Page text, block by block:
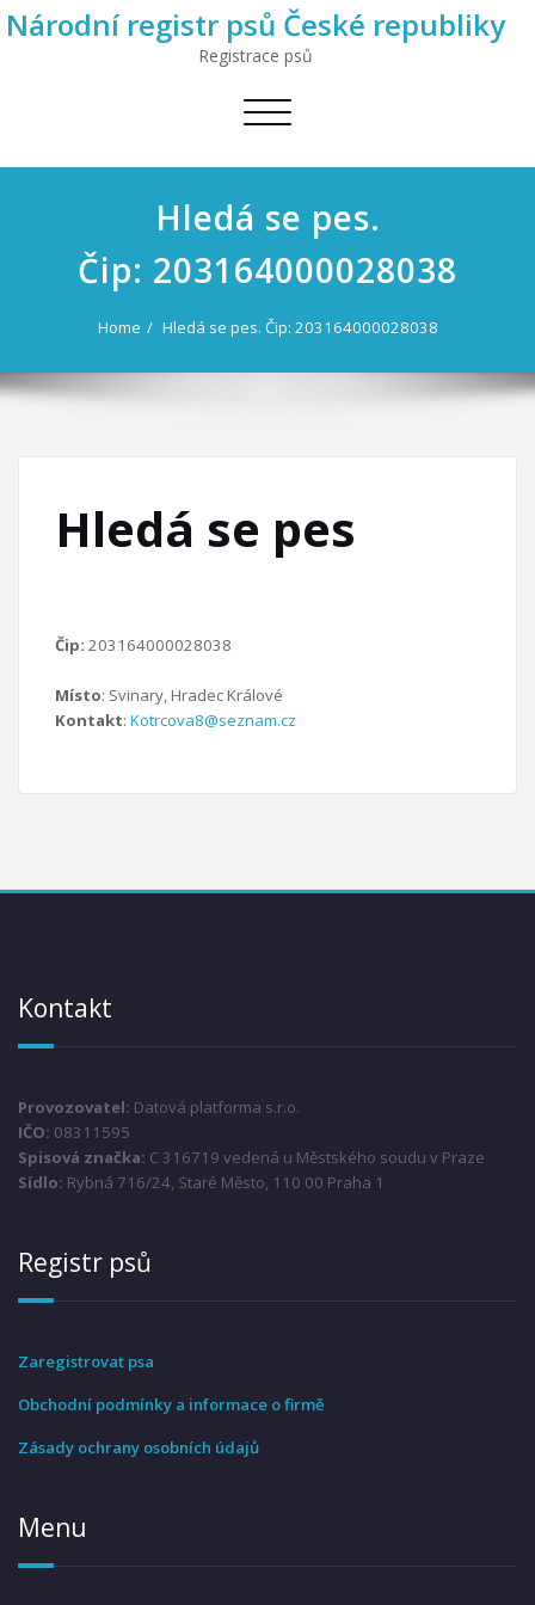
Národní registr psů České republiky
Registrace psů
Toggle
Hledá se pes.
Čip: 203164000028038
Home Hledá se pes. Čip: 203164000028038
Hledá se pes
Čip: 203164000028038
Místo: Svinary, Hradec Králové
Kontakt: Kotrcova8@seznam.cz
Kontakt
Provozovatel: Datová platforma s.r.o.
IČO: 08311595
Spisová značka: C 316719 vedená u Městského soudu v Praze
Sídlo: Rybná 716/24, Staré Město, 110 00 Praha 1
Registr psů
Zaregistrovat psa
Obchodní podmínky a informace o firmě
Zásady ochrany osobních údajů
Menu